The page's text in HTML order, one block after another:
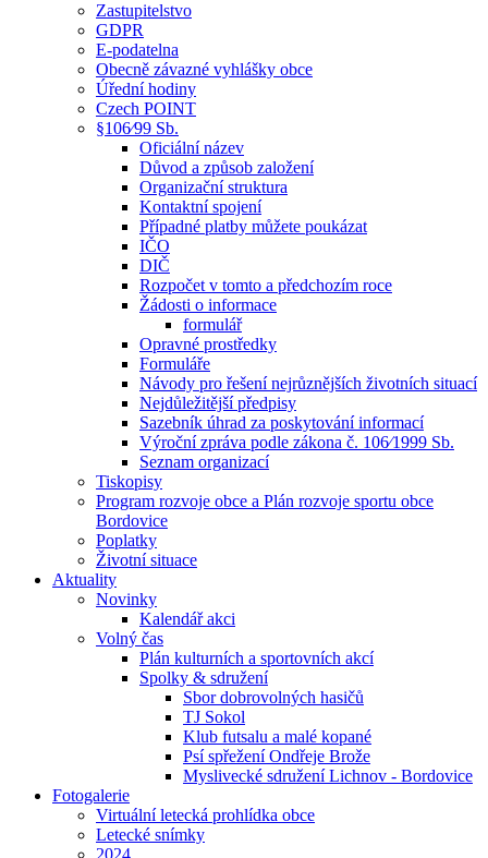
Zastupitelstvo
GDPR
E-podatelna
Obecně závazné vyhlášky obce
Úřední hodiny
Czech POINT
§106⁄99 Sb.
Oficiální název
Důvod a způsob založení
Organizační struktura
Kontaktní spojení
Případné platby můžete poukázat
IČO
DIČ
Rozpočet v tomto a předchozím roce
Žádosti o informace
formulář
Opravné prostředky
Formuláře
Návody pro řešení nejrůznějších životních situací
Nejdůležitější předpisy
Sazebník úhrad za poskytování informací
Výroční zpráva podle zákona č. 106⁄1999 Sb.
Seznam organizací
Tiskopisy
Program rozvoje obce a Plán rozvoje sportu obce
Bordovice
Poplatky
Životní situace
Aktuality
Novinky
Kalendář akci
Volný čas
Plán kulturních a sportovních akcí
Spolky & sdružení
Sbor dobrovolných hasičů
TJ Sokol
Klub futsalu a malé kopané
Psí spřežení Ondřeje Brože
Myslivecké sdružení Lichnov - Bordovice
Fotogalerie
Virtuální letecká prohlídka obce
Letecké snímky
2024